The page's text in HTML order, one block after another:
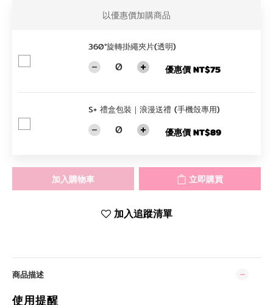
以優惠價加購商品
360°旋轉掛繩夾片(透明)
優惠價 NT$75
S+ 禮盒包裝｜浪漫送禮 (手機殼專用)
優惠價 NT$89
加入購物車 立即購買
加入追蹤清單
商品描述
使用提醒